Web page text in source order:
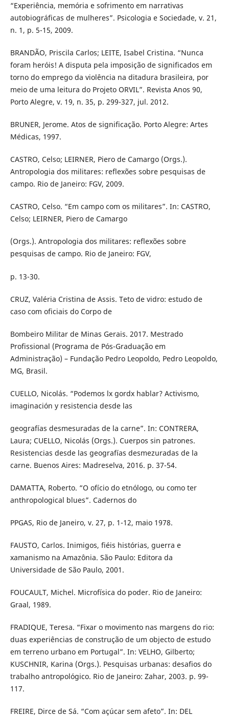
“Experiência, memória e sofrimento em narrativas
autobiográficas de mulheres”. Psicologia e Sociedade, v. 21,
n. 1, p. 5-15, 2009.
BRANDÃO, Priscila Carlos; LEITE, Isabel Cristina. “Nunca
foram heróis! A disputa pela imposição de significados em
torno do emprego da violência na ditadura brasileira, por
meio de uma leitura do Projeto ORVIL”. Revista Anos 90,
Porto Alegre, v. 19, n. 35, p. 299-327, jul. 2012.
BRUNER, Jerome. Atos de significação. Porto Alegre: Artes
Médicas, 1997.
CASTRO, Celso; LEIRNER, Piero de Camargo (Orgs.).
Antropologia dos militares: reflexões sobre pesquisas de
campo. Rio de Janeiro: FGV, 2009.
CASTRO, Celso. “Em campo com os militares”. In: CASTRO,
Celso; LEIRNER, Piero de Camargo
(Orgs.). Antropologia dos militares: reflexões sobre
pesquisas de campo. Rio de Janeiro: FGV,
p. 13-30.
CRUZ, Valéria Cristina de Assis. Teto de vidro: estudo de
caso com oficiais do Corpo de
Bombeiro Militar de Minas Gerais. 2017. Mestrado
Profissional (Programa de Pós-Graduação em
Administração) – Fundação Pedro Leopoldo, Pedro Leopoldo,
MG, Brasil.
CUELLO, Nicolás. “Podemos lx gordx hablar? Activismo,
imaginación y resistencia desde las
geografías desmesuradas de la carne”. In: CONTRERA,
Laura; CUELLO, Nicolás (Orgs.). Cuerpos sin patrones.
Resistencias desde las geografías desmezuradas de la
carne. Buenos Aires: Madreselva, 2016. p. 37-54.
DAMATTA, Roberto. “O ofício do etnólogo, ou como ter
anthropological blues”. Cadernos do
PPGAS, Rio de Janeiro, v. 27, p. 1-12, maio 1978.
FAUSTO, Carlos. Inimigos, fiéis histórias, guerra e
xamanismo na Amazônia. São Paulo: Editora da
Universidade de São Paulo, 2001.
FOUCAULT, Michel. Microfísica do poder. Rio de Janeiro:
Graal, 1989.
FRADIQUE, Teresa. “Fixar o movimento nas margens do rio:
duas experiências de construção de um objecto de estudo
em terreno urbano em Portugal”. In: VELHO, Gilberto;
KUSCHNIR, Karina (Orgs.). Pesquisas urbanas: desafios do
trabalho antropológico. Rio de Janeiro: Zahar, 2003. p. 99-
117.
FREIRE, Dirce de Sá. “Com açúcar sem afeto”. In: DEL